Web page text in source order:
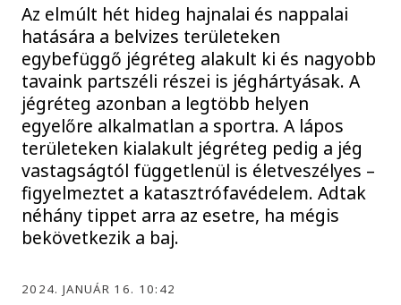
Az elmúlt hét hideg hajnalai és nappalai
hatására a belvizes területeken
egybefüggő jégréteg alakult ki és nagyobb
tavaink partszéli részei is jéghártyásak. A
jégréteg azonban a legtöbb helyen
egyelőre alkalmatlan a sportra. A lápos
területeken kialakult jégréteg pedig a jég
vastagságtól függetlenül is életveszélyes –
figyelmeztet a katasztrófavédelem. Adtak
néhány tippet arra az esetre, ha mégis
bekövetkezik a baj.
2024. JANUÁR 16. 10:42